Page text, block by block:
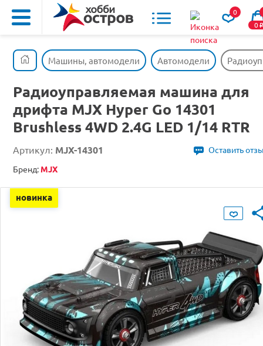
0
0o
Машины, автомодели Автомодели
Радиоуправляемая машина для
дрифта MJX Hyper Go 14301
Brushless 4WD 2.4G LED 1/14 RTR
Артикул: MJX-14301
Оставить
Бренд: MJX
новинка